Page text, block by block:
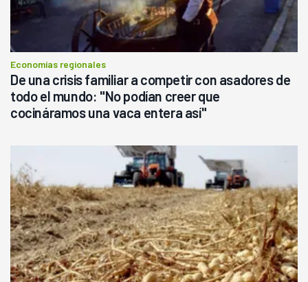
Economías regionales
De una crisis familiar a competir con asadores de
todo el mundo: "No podían creer que
cocináramos una vaca entera así"